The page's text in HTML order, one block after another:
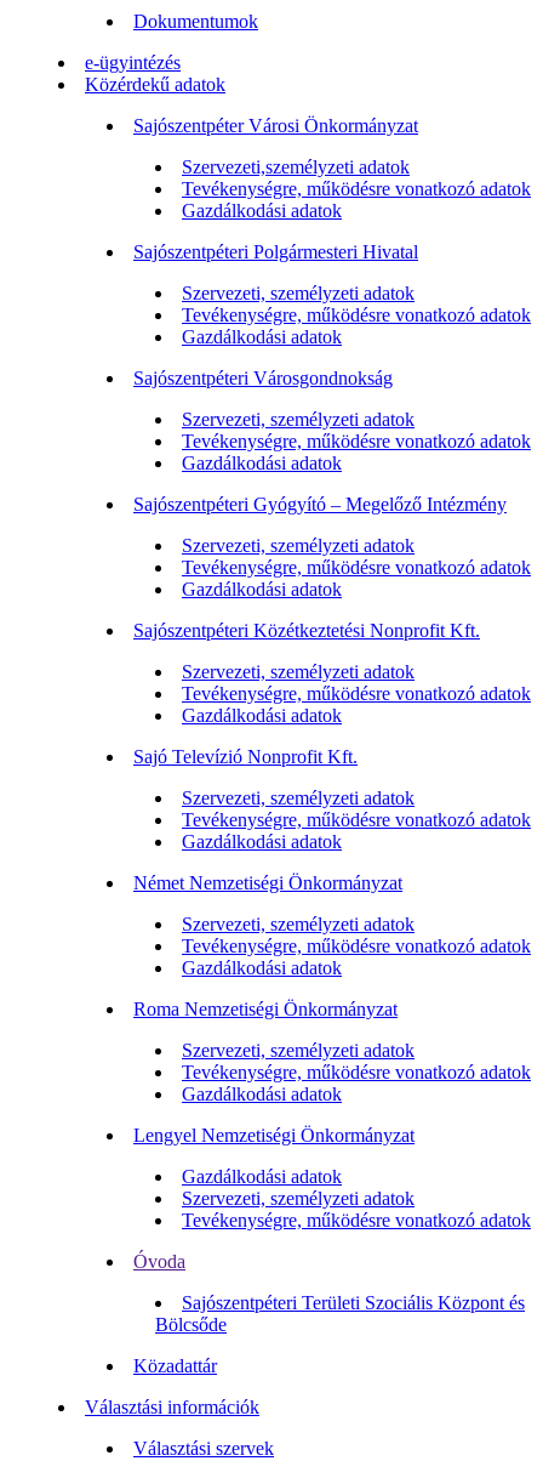
Dokumentumok
e-ügyintézés
Közérdekű adatok
Sajószentpéter Városi Önkormányzat
Szervezeti,személyzeti adatok
Tevékenységre, működésre vonatkozó adatok
Gazdálkodási adatok
Sajószentpéteri Polgármesteri Hivatal
Szervezeti, személyzeti adatok
Tevékenységre, működésre vonatkozó adatok
Gazdálkodási adatok
Sajószentpéteri Városgondnokság
Szervezeti, személyzeti adatok
Tevékenységre, működésre vonatkozó adatok
Gazdálkodási adatok
Sajószentpéteri Gyógyító – Megelőző Intézmény
Szervezeti, személyzeti adatok
Tevékenységre, működésre vonatkozó adatok
Gazdálkodási adatok
Sajószentpéteri Közétkeztetési Nonprofit Kft.
Szervezeti, személyzeti adatok
Tevékenységre, működésre vonatkozó adatok
Gazdálkodási adatok
Sajó Televízió Nonprofit Kft.
Szervezeti, személyzeti adatok
Tevékenységre, működésre vonatkozó adatok
Gazdálkodási adatok
Német Nemzetiségi Önkormányzat
Szervezeti, személyzeti adatok
Tevékenységre, működésre vonatkozó adatok
Gazdálkodási adatok
Roma Nemzetiségi Önkormányzat
Szervezeti, személyzeti adatok
Tevékenységre, működésre vonatkozó adatok
Gazdálkodási adatok
Lengyel Nemzetiségi Önkormányzat
Gazdálkodási adatok
Szervezeti, személyzeti adatok
Tevékenységre, működésre vonatkozó adatok
Óvoda
Sajószentpéteri Területi Szociális Központ és
Bölcsőde
Közadattár
Választási információk
Választási szervek